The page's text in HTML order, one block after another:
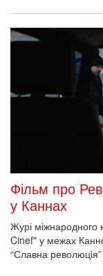
Фільм про
у Каннах
Журі міжнародного
Cinef" у межах
“Славна